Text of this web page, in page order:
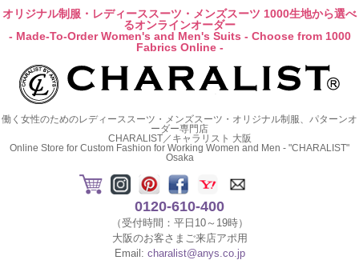
オリジナル制服・レディーススーツ・メンズスーツ 1000生地から選べ
るオンラインオーダー
- Made-To-Order Women's and Men's Suits - Choose from 1000
Fabrics Online -
働く女性のためのレディーススーツ・メンズスーツ・オリジナル制服、パターンオ
ーダー専門店
CHARALIST／キャラリスト 大阪
Online Store for Custom Fashion for Working Women and Men - "CHARALIST"
Osaka
0120-610-400
（受付時間：平日10～19時）
大阪のお客さまご来店アポ用
Email: charalist@anys.co.jp